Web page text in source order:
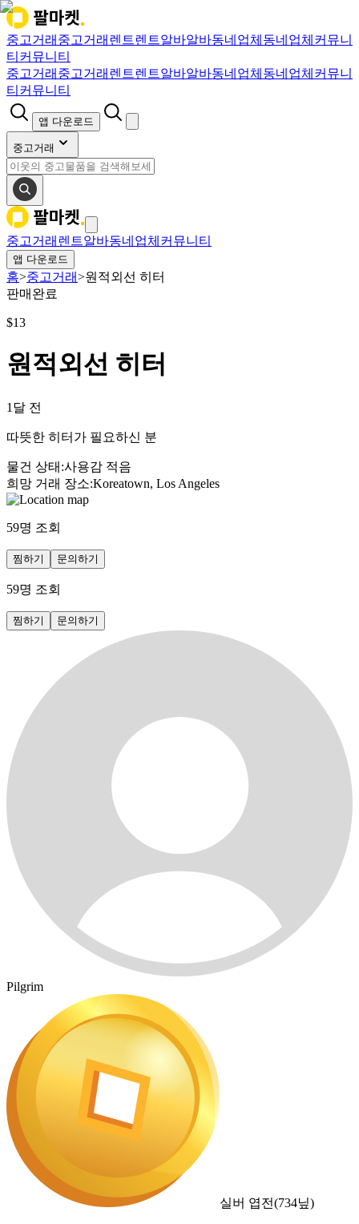
중고거래 중고거래 렌트렌트알바알바동네업체 동네업체 커뮤니
티 커뮤니티
중고거래 중고거래 렌트렌트알바알바동네업체 동네업체 커뮤니
티 커뮤니티
앱 다운로드
중고거래
중고거래 렌트알바동네업체 커뮤니티
앱 다운로드
홈>중고거래>원적외선 히터
판매완료
$13
원적외선 히터
1달 전
따뜻한 히터가 필요하신 분
물건 상태 :사용감 적음
희망 거래 장소:Koreatown, Los Angeles
59명 조회
찜하기 문의하기
59명 조회
찜하기 문의하기
Pilgrim
실버 엽전(734닢)